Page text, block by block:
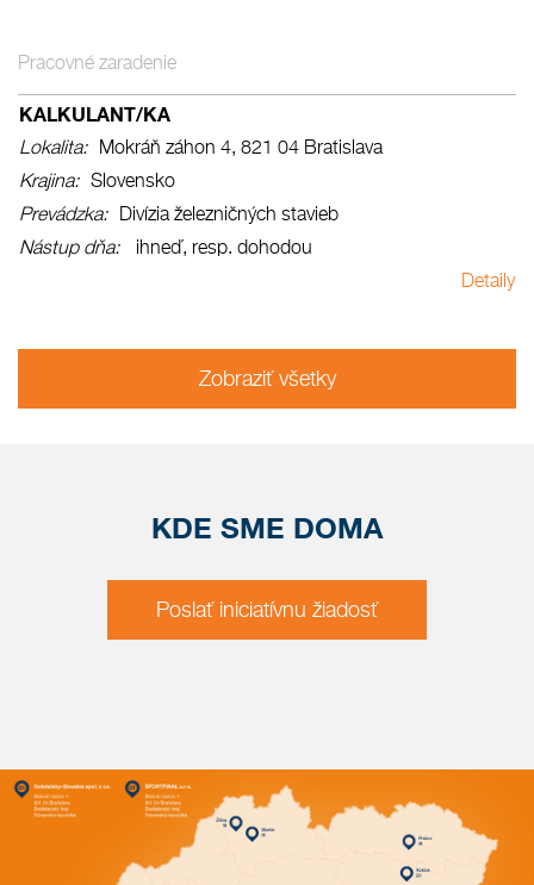
Pracovné zaradenie
KALKULANT/KA
Lokalita
Mokráň záhon 4, 821 04 Bratislava
Krajina
Slovensko
Prevádzka
Divízia železničných stavieb
Nástup dňa
ihneď, resp. dohodou
Detaily
Zobraziť všetky
KDE SME DOMA
Poslať iniciatívnu žiadosť